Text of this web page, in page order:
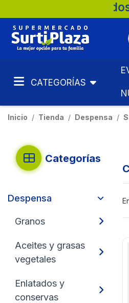
Surtiplaza,
CATEGORÍAS
Inicio Tienda Despensa
Categorías
Despensa
Granos
Aceites y grasas
vegetales
Enlatados y
conservas